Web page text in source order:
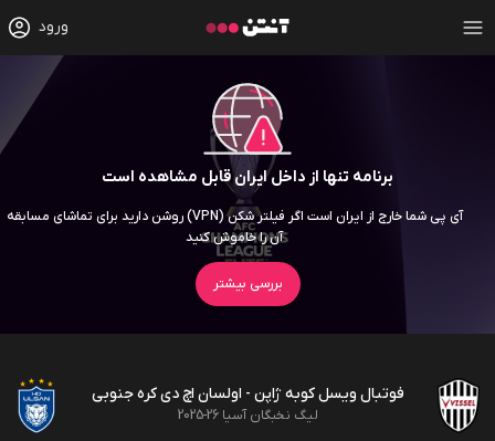
ورود
برنامه تنها از داخل ایران قابل مشاهده است
آی پی شما خارج از ایران است اگر فیلتر شکن (VPN) روشن دارید برای تماشای مسابقه
آن را خاموش کنید
بررسی بیشتر
فوتبال ویسل کوبه ژاپن - اولسان اچ دی کره جنوبی
لیگ نخبگان آسیا 26-2025